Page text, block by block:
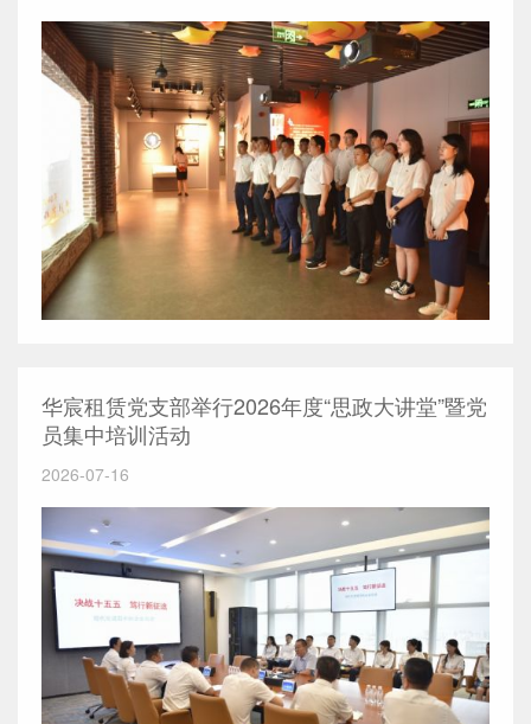
华宸租赁党支部举行2026年度“思政大讲堂”暨党
员集中培训活动
2026-07-16